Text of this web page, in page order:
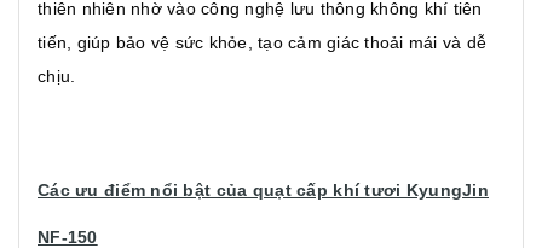
thiên nhiên nhờ vào công nghệ lưu thông không khí tiên
tiến, giúp bảo vệ sức khỏe, tạo cảm giác thoải mái và dễ
chịu.
Các ưu điểm nổi bật của quạt cấp khí tươi KyungJin
NF-150